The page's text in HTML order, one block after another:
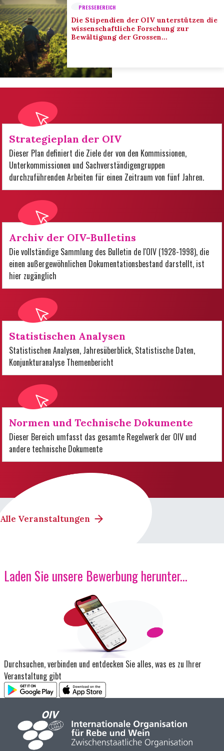
PRESSEBEREICH
Die Stipendien der OIV unterstützen die
wissenschaftliche Forschung zur
Bewältigung der Grossen
Strategieplan der OIV
Dieser Plan definiert die Ziele der von den Kommissionen,
Unterkommissionen und Sachverständigengruppen
durchzuführenden Arbeiten für einen Zeitraum von fünf Jahren.
Archiv der OIV-Bulletins
Die vollständige Sammlung des Bulletin de l'OIV (1928-1998), die
einen außergewöhnlichen Dokumentationsbestand darstellt, ist
hier zugänglich
Statistischen Analysen
Statistischen Analysen, Jahresüberblick, Statistische Daten,
Konjunkturanalyse Themenbericht
Normen und Technische Dokumente
Dieser Bereich umfasst das gesamte Regelwerk der OIV und
andere technische Dokumente
Alle Veranstaltungen
Laden Sie unsere Bewerbung herunter...
Durchsuchen, verbinden und entdecken Sie alles, was es zu Ihrer
Veranstaltung gibt